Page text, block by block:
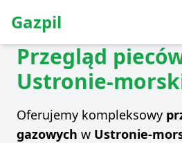
Gazpil
Przegląd
Ustronie-
Oferujemy kompleksowy
gazowych w Ustronie-